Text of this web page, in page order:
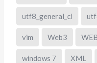
utf8_general_ci
vim Web3
windows 7 XML